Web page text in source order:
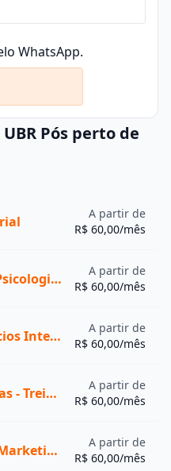
WhatsApp.
Pós perto de
A partir de
R$ 60,00/mês
Investigação Criminal e Psicologia Forense
A partir de
R$ 60,00/mês
MBA em Gestão de Negócios Internacionais e Comércio Exterior
A partir de
R$ 60,00/mês
MBA em Gestão de Pessoas - Treinamento e Desenvolvimento
A partir de
R$ 60,00/mês
MBA em Comunicação e Marketing em Mídias Digitais
A partir de
R$ 60,00/mês